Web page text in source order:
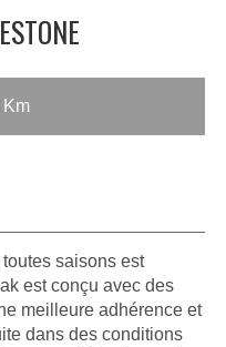
Km
saisons est
est conçu avec des
meilleure adhérence et
dans des conditions